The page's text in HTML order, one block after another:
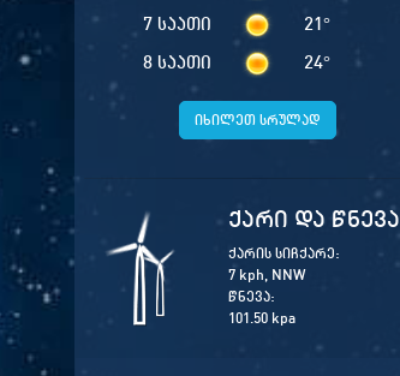
7 საათი
21°
8 საათი
24°
იხილეთ სრულად
ქარი და წნევა
ქარის სიჩქარე:
7 kph, NNW
წნევა:
101.50 kpa